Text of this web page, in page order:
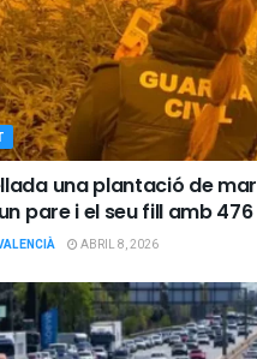
una plantació de
pare i el seu fill amb
ABRIL 8, 2026